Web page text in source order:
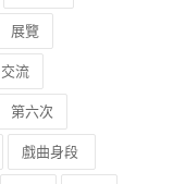
展覽
交流
第六次
戲曲身段